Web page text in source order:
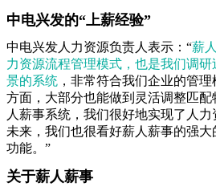
中电兴发的“上薪经验”
中电兴发人力资源负责人表示： “薪
力资源流程管理模式，也是我们调
景的系统 ，非常符合我们企业的管
方面，大部分也能做到灵活调整匹
人薪事系统，我们很好地实现了人力
未来，我们也很看好薪人薪事的强
功能。 ”
关于薪人薪事